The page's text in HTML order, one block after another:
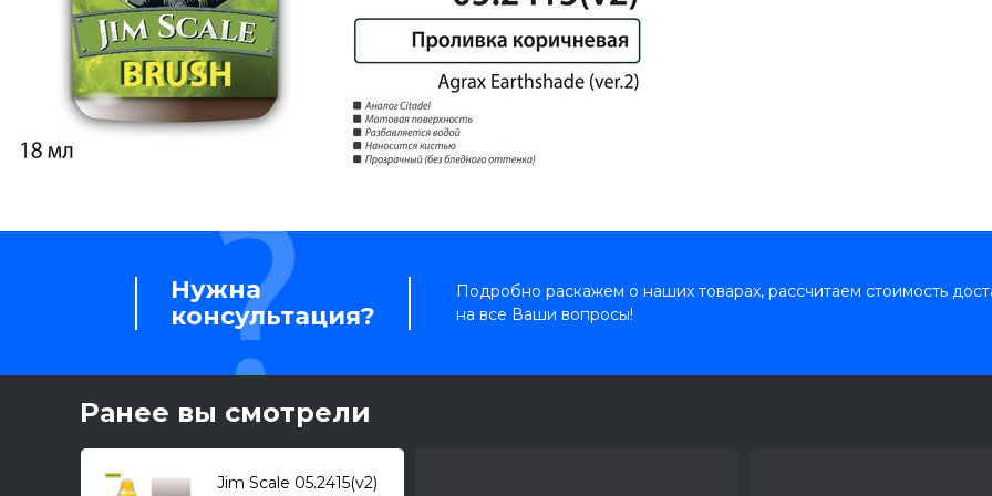
Нужна
консультация?
Подробно раскажем о наших товарах, рассчитаем стоимость
на все Ваши вопросы!
Ранее вы смотрели
Jim Scale 05.2415(v2)